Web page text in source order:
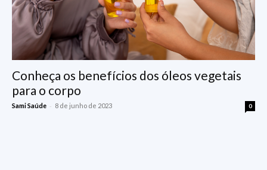
Conheça os benefícios dos óleos vegetais
para o corpo
Sami Saúde - 8 de junho de 2023 0